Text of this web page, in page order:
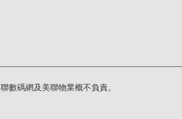
數碼網及美聯物業概不負責。